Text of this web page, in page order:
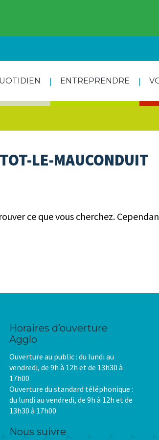
ENTREPRENDRE
LE-MAUCONDUIT
ce que vous cherchez.
Horaires d’ouverture
Agglo
Ouverture au public : du lundi au
vendredi, de 9h à 12h et de 13h30 à
17h00
Ouverture du standard téléphonique :
du lundi au vendredi, de 9h à 12h et de
13h30 à 17h00
Nous suivre